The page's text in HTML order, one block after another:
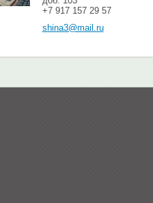
+7 917 157 29 57
shina3@mail.ru